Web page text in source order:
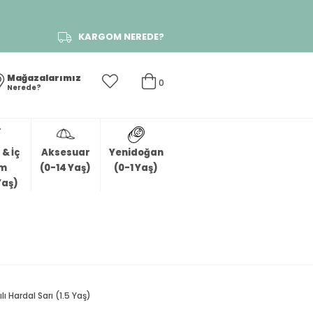
KARGOM NEREDE?
0
Mağazalarımız
Nerede?
İç
Aksesuar
(0-14 Yaş)
Yenidoğan
(0-1 Yaş)
Hardal Sarı (1.5 Yaş)